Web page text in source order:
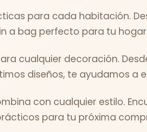
para cada habitación.
a bag perfecto para tu
cualquier decoración.
diseños, te ayudamos a
con cualquier estilo.
para tu próxima